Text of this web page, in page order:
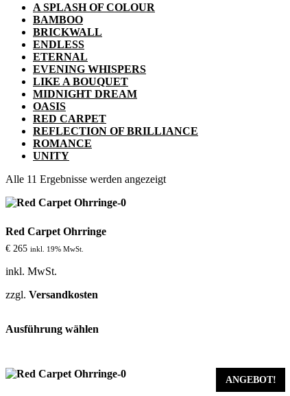
A SPLASH OF COLOUR
BAMBOO
BRICKWALL
ENDLESS
ETERNAL
EVENING WHISPERS
LIKE A BOUQUET
MIDNIGHT DREAM
OASIS
RED CARPET
REFLECTION OF BRILLIANCE
ROMANCE
UNITY
Alle 11 Ergebnisse werden angezeigt
Red Carpet Ohrringe
€ 265 inkl. 19% MwSt.
inkl. MwSt.
zzgl. Versandkosten
Ausführung wählenProdukt
Varianten
auf.
ANGEBOT!